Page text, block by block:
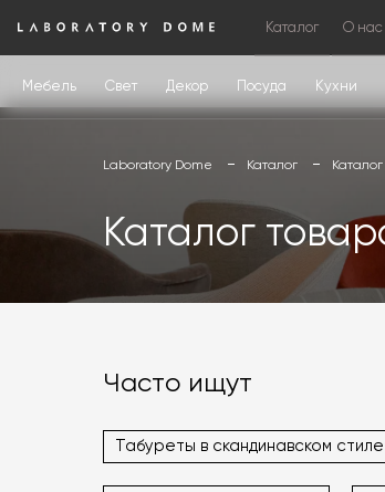
Каталог О нас
Мебель Свет Декор Посуда Кухни
Laboratory Dome Каталог
Каталог
Часто ищут
Табуреты в скандинавском стиле